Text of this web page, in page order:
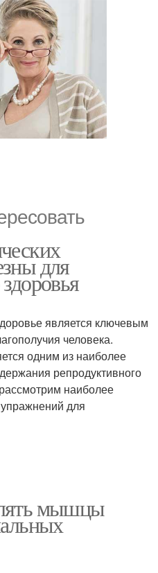
для
является ключевым
человека.
одним из наиболее
репродуктивного
наиболее
для
мышцы